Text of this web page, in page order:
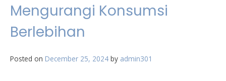
Mengurangi Konsumsi
Berlebihan
Posted on December 25, 2024 by admin301